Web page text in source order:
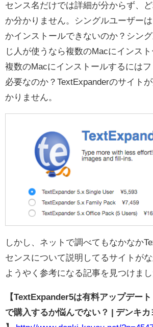
センス名だけでは詳細が分からず、
か分かりません。シングルユーザー
かインストールできないのか？シン
じ人が使うなら複数のMacにインス
複数のMacにインストールするには
必要なのか？TextExpanderのサイト
かりません。
しかし、ネットで調べてもなかなか
センスについて説明してるサイトがな
ようやく参考になる記事を見つけまし
【TextExpander5は有料アップデー
で購入するか悩んでない？ | デンキカ